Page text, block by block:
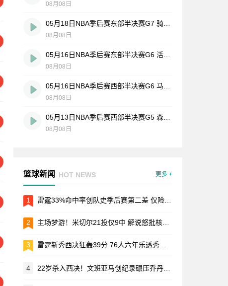
08月08日
08月08日
08月08日
08月08日
08月08日
篮球新闻 HOT NEWS 更多 +
1 雷霆33%命中率创队史季后赛第二差 仅险胜三年前耻辱一战
2 主场梦游！米切尔21投仅9中 解说怒批核心表现不及格
3 雷霆新秀西决狂轰39分 76人六年乐透秀加起来都不够看
4 22岁杀入西决！文班亚马创纪录碾压乔丹邓肯 马刺新王横空出世